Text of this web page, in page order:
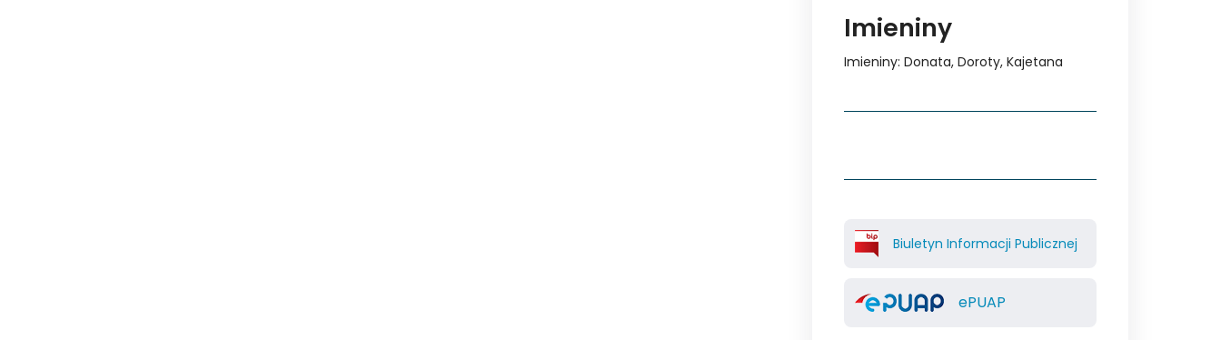
Imieniny
Imieniny: Donata, Doroty, Kajetana
Biuletyn Informacji Publicznej
ePUAP